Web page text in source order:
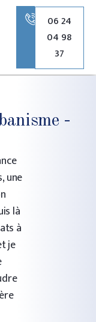
06 24
04 98
37
-
une
là
à
je